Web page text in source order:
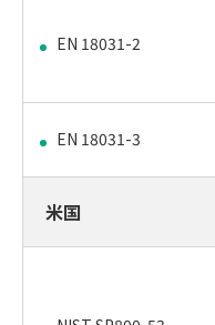
EN 18031-2
EN 18031-3
米国